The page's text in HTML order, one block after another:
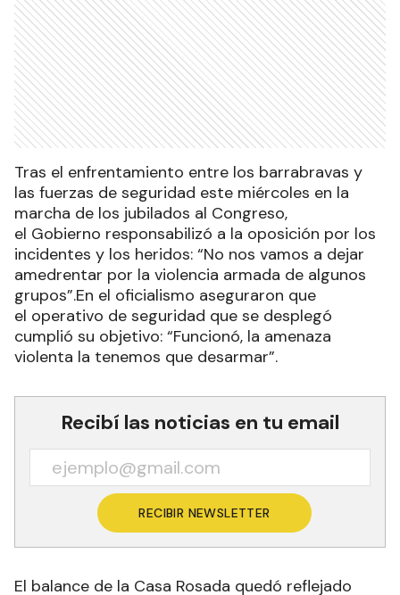
Tras el enfrentamiento entre los barrabravas y
las fuerzas de seguridad este miércoles en la
marcha de los jubilados al Congreso,
el Gobierno responsabilizó a la oposición por los
incidentes y los heridos: “No nos vamos a dejar
amedrentar por la violencia armada de algunos
grupos”.En el oficialismo aseguraron que
el operativo de seguridad que se desplegó
cumplió su objetivo: “Funcionó, la amenaza
violenta la tenemos que desarmar”.
Recibí las noticias en tu email
RECIBIR NEWSLETTER
El balance de la Casa Rosada quedó reflejado